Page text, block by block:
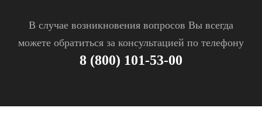
В случае возникновения вопросов Вы всегда
можете обратиться за консультацией по телефону
8 (800) 101-53-00